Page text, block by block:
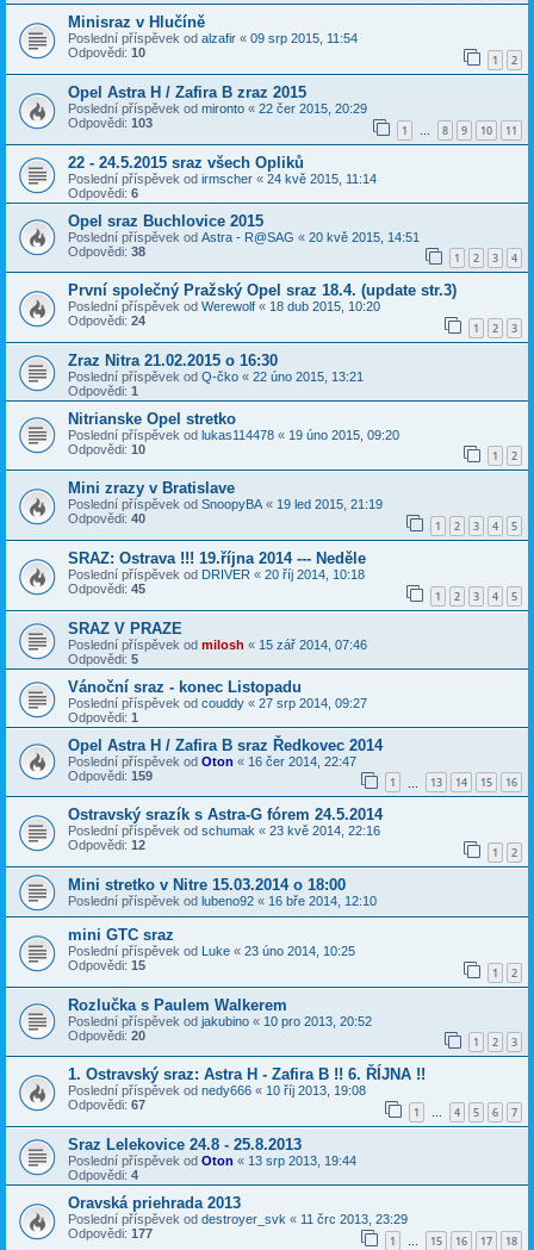
Minisraz v Hlučíně
Poslední příspěvek od alzafir « 09 srp 2015, 11:54
Odpovědi: 10 1 2
Opel Astra H / Zafira B zraz 2015
Poslední příspěvek od mironto « 22 čer 2015, 20:29
Odpovědi: 103 1 … 8 9 10 11
22 - 24.5.2015 sraz všech Opliků
Poslední příspěvek od irmscher « 24 kvě 2015, 11:14
Odpovědi: 6
Opel sraz Buchlovice 2015
Poslední příspěvek od Astra - R@SAG « 20 kvě 2015, 14:51
Odpovědi: 38 1 2 3 4
První společný Pražský Opel sraz 18.4. (update str.3)
Poslední příspěvek od Werewolf « 18 dub 2015, 10:20
Odpovědi: 24 1 2 3
Zraz Nitra 21.02.2015 o 16:30
Poslední příspěvek od Q-čko « 22 úno 2015, 13:21
Odpovědi: 1
Nitrianske Opel stretko
Poslední příspěvek od lukas114478 « 19 úno 2015, 09:20
Odpovědi: 10 1 2
Mini zrazy v Bratislave
Poslední příspěvek od SnoopyBA« 19 led 2015, 21:19
Odpovědi: 40 1 2 3 4 5
SRAZ: Ostrava !!! 19.října 2014 --- Neděle
Poslední příspěvek od DRIVER « 20 říj 2014, 10:18
Odpovědi: 45 1 2 3 4 5
SRAZ V PRAZE
Poslední příspěvek od milosh « 15 zář 2014, 07:46
Odpovědi: 5
Vánoční sraz - konec Listopadu
Poslední příspěvek od couddy « 27 srp 2014, 09:27
Odpovědi: 1
Opel Astra H / Zafira B sraz Ředkovec 2014
Poslední příspěvek od Oton « 16 čer 2014, 22:47
Odpovědi: 159 1 13 14 15 16
Ostravský srazík s Astra-G fórem 24.5.2014
Poslední příspěvek od schumak « 23 kvě 2014, 22:16
Odpovědi: 12 1 2
Mini stretko v Nitre 15.03.2014 o 18:00
Poslední příspěvek od lubeno92 « 16 bře 2014, 12:10
mini GTC sraz
Poslední příspěvek od Luke « 23 úno 2014, 10:25
Odpovědi: 15 1 2
Rozlučka s Paulem Walkerem
Poslední příspěvek od jakubino « 10 pro 2013, 20:52
Odpovědi: 20 1 2 3
1. Ostravský sraz: Astra H - Zafira B !! 6. ŘÍJNA !!
Poslední příspěvek od nedy666 « 10 říj 2013, 19:08
Odpovědi: 67 1 … 4 5 6 7
Sraz Lelekovice 24.8 - 25.8.2013
Poslední příspěvek od Oton « 13 srp 2013, 19:44
Odpovědi: 4
Oravská priehrada 2013
Poslední příspěvek od destroyer_svk « 11 črc 2013, 23:29
Odpovědi: 177 1 … 15 16 17 18